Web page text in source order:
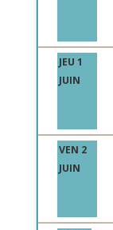
JEU 1
JUIN
VEN 2
JUIN